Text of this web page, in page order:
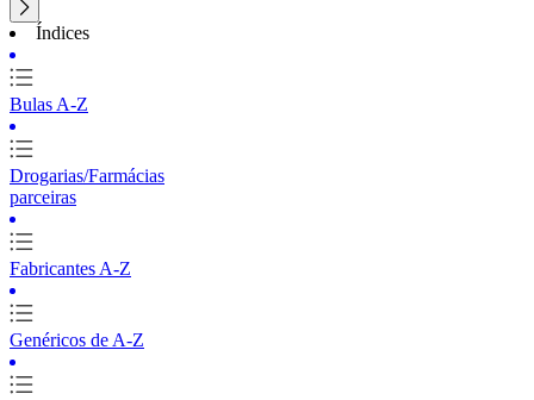
Índices
Bulas A-Z
Drogarias/Farmácias
parceiras
Fabricantes A-Z
Genéricos de A-Z